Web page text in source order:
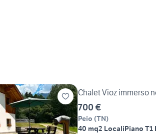
Chalet Vioz immerso
700 €
Peio (TN)
40 mq2 LocaliPiano T1